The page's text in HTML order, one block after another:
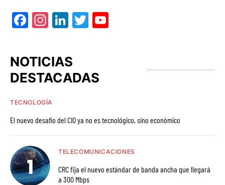
Facebook
Instagram
LinkedIn
Twitter
NOTICIAS
DESTACADAS
TECNOLOGÍA
El nuevo desafío del CIO ya no es tecnológico, sino económico
TELECOMUNICACIONES
CRC fija el nuevo estándar de banda ancha que llegará
a 300 Mbps